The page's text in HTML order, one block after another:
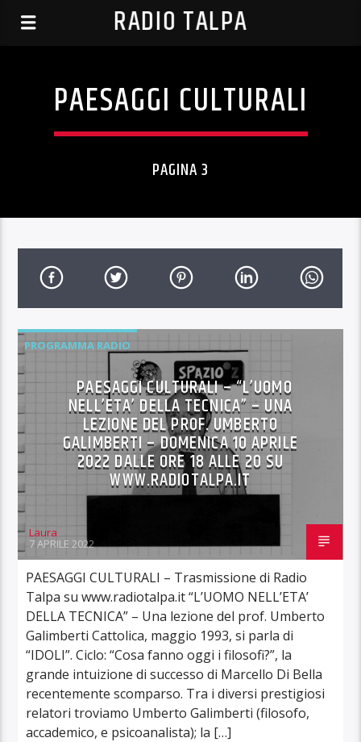
RADIO TALPA
PAESAGGI CULTURALI
PAGINA 3
PROGRAMMA RADIO
PAESAGGI CULTURALI – “L’UOMO
NELL’ETA’ DELLA TECNICA” – UNA
LEZIONE DEL PROF. UMBERTO
GALIMBERTI – DOMENICA 10 APRILE
2022 DALLE ORE 18 ALLE 20 SU
WWW.RADIOTALPA.IT
Laura
7 APRILE 2022
PAESAGGI CULTURALI – Trasmissione di Radio
Talpa su www.radiotalpa.it “L’UOMO NELL’ETA’
DELLA TECNICA” – Una lezione del prof. Umberto
Galimberti Cattolica, maggio 1993, si parla di
“IDOLI”. Ciclo: “Cosa fanno oggi i filosofi?”, la
grande intuizione di successo di Marcello Di Bella
recentemente scomparso. Tra i diversi prestigiosi
relatori troviamo Umberto Galimberti (filosofo,
accademico, e psicoanalista); la […]